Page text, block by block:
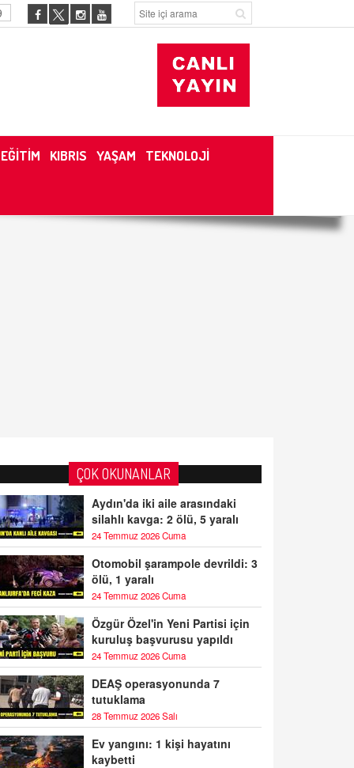
EĞİTİM KIBRIS YAŞAM TEKNOLOJİ
ÇOK OKUNANLAR
Aydın'da iki aile arasındaki
silahlı kavga: 2 ölü, 5 yaralı
24 Temmuz 2026 Cuma
Otomobil şarampole devrildi: 3
ölü, 1 yaralı
24 Temmuz 2026 Cuma
Özgür Özel'in Yeni Partisi için
kuruluş başvurusu yapıldı
24 Temmuz 2026 Cuma
DEAŞ operasyonunda 7
tutuklama
28 Temmuz 2026 Salı
Ev yangını: 1 kişi hayatını
kaybetti